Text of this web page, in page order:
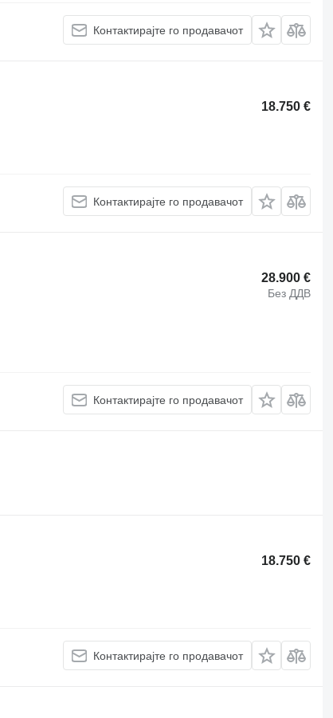
Контактирајте го продавачот
18.750 €
Контактирајте го продавачот
28.900 €
Без ДДВ
Контактирајте го продавачот
18.750 €
Контактирајте го продавачот